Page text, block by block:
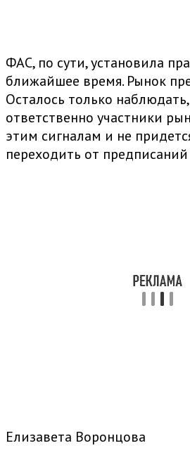
ФАС, по сути, установила
ближайшее время. Рынок
Осталось только
ответственно участники
этим сигналам и не
переходить от
Елизавета Воронцова